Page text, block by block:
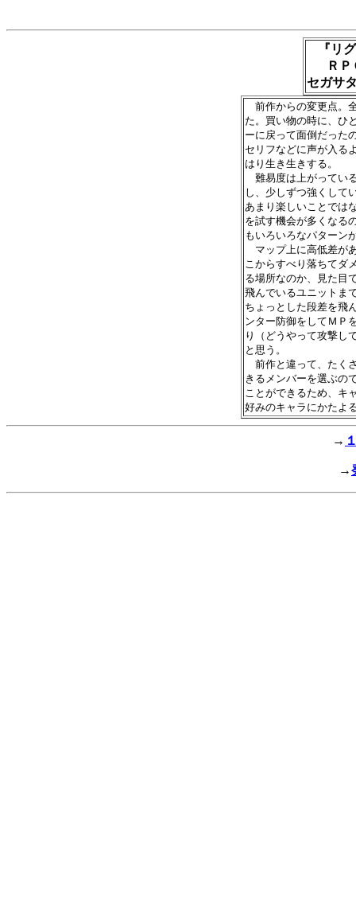
『リ
ＲＰ
セガサ
前作からの変更点。
た。買い物の時に、ひ
ーに戻って面倒だった
セリフなどに声が入る
はり生き生きする。
難易度は上がってい
し、少しずつ強くして
あまり楽しいことでは
を試す機会が多くなる
もいろいろなパターン
マップ上に高低差が
こからすべり落ちてダ
る場所なのか、見た目
飛んでいるユニットま
ちょっとした段差を飛
ンター防御をしてＭＰ
り（どうやって攻撃し
と思う。
前作と違って、たく
きるメンバーを選ぶの
ことができるため、キ
→
→